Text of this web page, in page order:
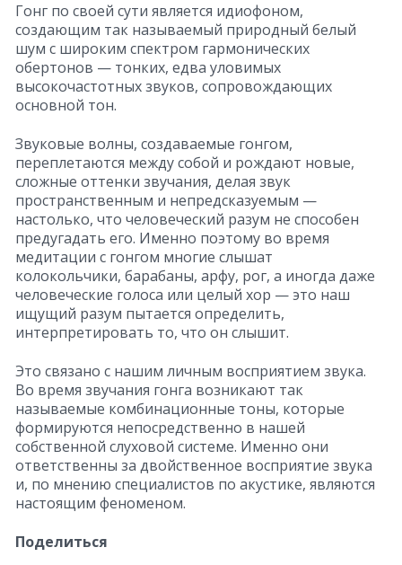
Гонг по своей сути является идиофоном,
создающим так называемый природный белый
шум с широким спектром гармонических
обертонов — тонких, едва уловимых
высокочастотных звуков, сопровождающих
основной тон.
Звуковые волны, создаваемые гонгом,
переплетаются между собой и рождают новые,
сложные оттенки звучания, делая звук
пространственным и непредсказуемым —
настолько, что человеческий разум не способен
предугадать его. Именно поэтому во время
медитации с гонгом многие слышат
колокольчики, барабаны, арфу, рог, а иногда даже
человеческие голоса или целый хор — это наш
ищущий разум пытается определить,
интерпретировать то, что он слышит.
Это связано с нашим личным восприятием звука.
Во время звучания гонга возникают так
называемые комбинационные тоны, которые
формируются непосредственно в нашей
собственной слуховой системе. Именно они
ответственны за двойственное восприятие звука
и, по мнению специалистов по акустике, являются
настоящим феноменом.
Поделиться